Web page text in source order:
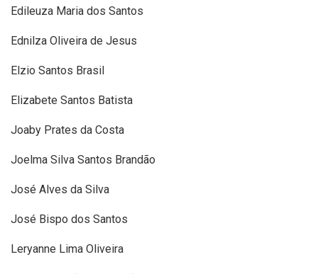
Edileuza Maria dos Santos
Ednilza Oliveira de Jesus
Elzio Santos Brasil
Elizabete Santos Batista
Joaby Prates da Costa
Joelma Silva Santos Brandão
José Alves da Silva
José Bispo dos Santos
Leryanne Lima Oliveira